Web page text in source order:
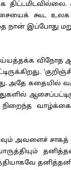
கூட
நான் இப்போது
விநோத
கதையில்
நிறைந்த
அவளைச் சாகத்